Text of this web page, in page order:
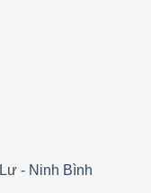
- Ninh Bình